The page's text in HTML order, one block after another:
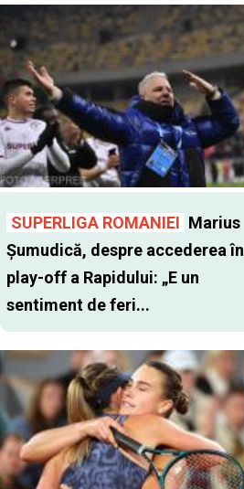
SUPERLIGA ROMANIEI Marius
Șumudică, despre accederea în
play-off a Rapidului: „E un
sentiment de feri...